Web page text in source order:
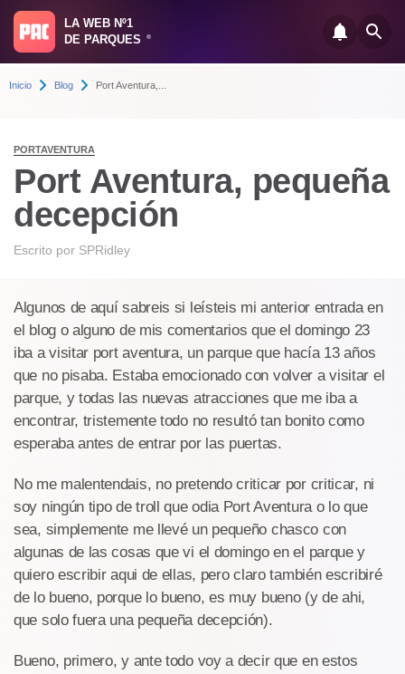
LA WEB Nº1
DE PARQUES
®
Inicio Blog Port Aventura,...
PORTAVENTURA
Port Aventura, pequeña
decepción
Escrito por SPRidley
Algunos de aquí sabreis si leísteis mi anterior entrada en
el blog o alguno de mis comentarios que el domingo 23
iba a visitar port aventura, un parque que hacía 13 años
que no pisaba. Estaba emocionado con volver a visitar el
parque, y todas las nuevas atracciones que me iba a
encontrar, tristemente todo no resultó tan bonito como
esperaba antes de entrar por las puertas.
No me malentendais, no pretendo criticar por criticar, ni
soy ningún tipo de troll que odia Port Aventura o lo que
sea, simplemente me llevé un pequeño chasco con
algunas de las cosas que vi el domingo en el parque y
quiero escribir aqui de ellas, pero claro también escribiré
de lo bueno, porque lo bueno, es muy bueno (y de ahi,
que solo fuera una pequeña decepción).
Bueno, primero, y ante todo voy a decir que en estos